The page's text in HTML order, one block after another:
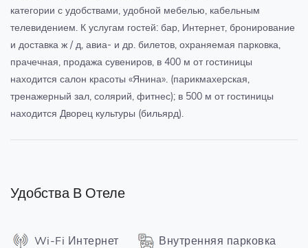
категории с удобствами, удобной мебелью, кабельным
телевидением. К услугам гостей: бар, Интернет, бронирование
и доставка ж / д, авиа- и др. билетов, охраняемая парковка,
прачечная, продажа сувениров, в 400 м от гостиницы
находится салон красоты «Янина». (парикмахерская,
тренажерный зал, солярий, фитнес); в 500 м от гостиницы
находится Дворец культуры (бильярд).
Удобства В Отеле
Wi-Fi Интернет Внутренняя парковка